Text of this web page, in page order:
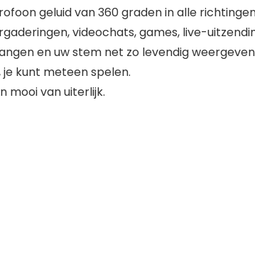
geluid van 360 graden in alle
videochats, games, live-
en uw stem net zo levendig
kunt meteen spelen.
mooi van uiterlijk.